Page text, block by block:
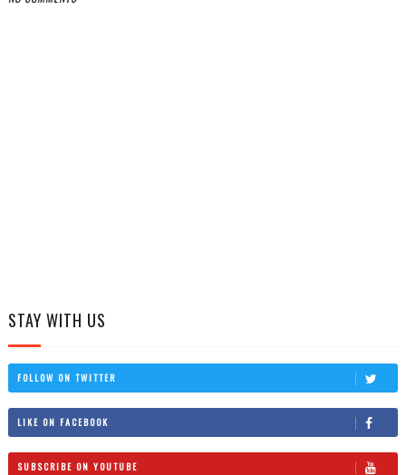
STAY WITH US
FOLLOW ON TWITTER
LIKE ON FACEBOOK
SUBSCRIBE ON YOUTUBE